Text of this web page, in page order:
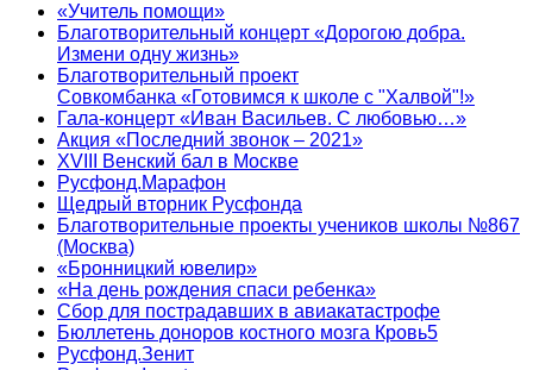
«Учитель помощи»
Благотворительный концерт «Дорогою добра.
Измени одну жизнь»
Благотворительный проект
Совкомбанка «Готовимся к школе с "Халвой"!»
Гала-концерт «Иван Васильев. С любовью…»
Акция «Последний звонок – 2021»
XVIII Венский бал в Москве
Русфонд.Марафон
Щедрый вторник Русфонда
Благотворительные проекты учеников школы №867
(Москва)
«Бронницкий ювелир»
«На день рождения спаси ребенка»
Сбор для пострадавших в авиакатастрофе
Бюллетень доноров костного мозга Кровь5
Русфонд.Зенит